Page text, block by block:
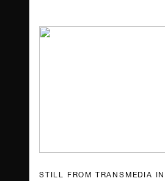
STILL FROM TRANSMEDIA